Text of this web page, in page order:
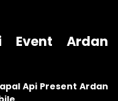
Event Ardan
Api Present Ardan